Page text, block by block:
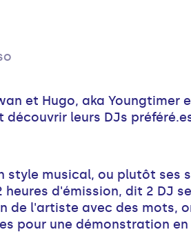
et Hugo, aka Youngtimer
découvrir leurs DJs
style musical, ou plutôt ses
d'émission, dit 2 DJ
de l'artiste avec des mots,
pour une démonstration en